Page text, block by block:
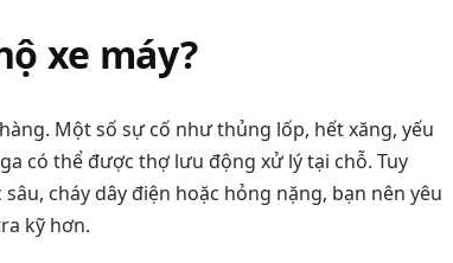
xe máy?
Một số sự cố như thủng lốp, hết xăng, yếu
có thể được thợ lưu động xử lý tại chỗ. Tuy
cháy dây điện hoặc hỏng nặng, bạn nên yêu
kỹ hơn.